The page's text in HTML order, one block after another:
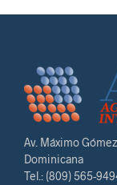
Av. Máximo
Dominicana
Tel.: (809) 565-